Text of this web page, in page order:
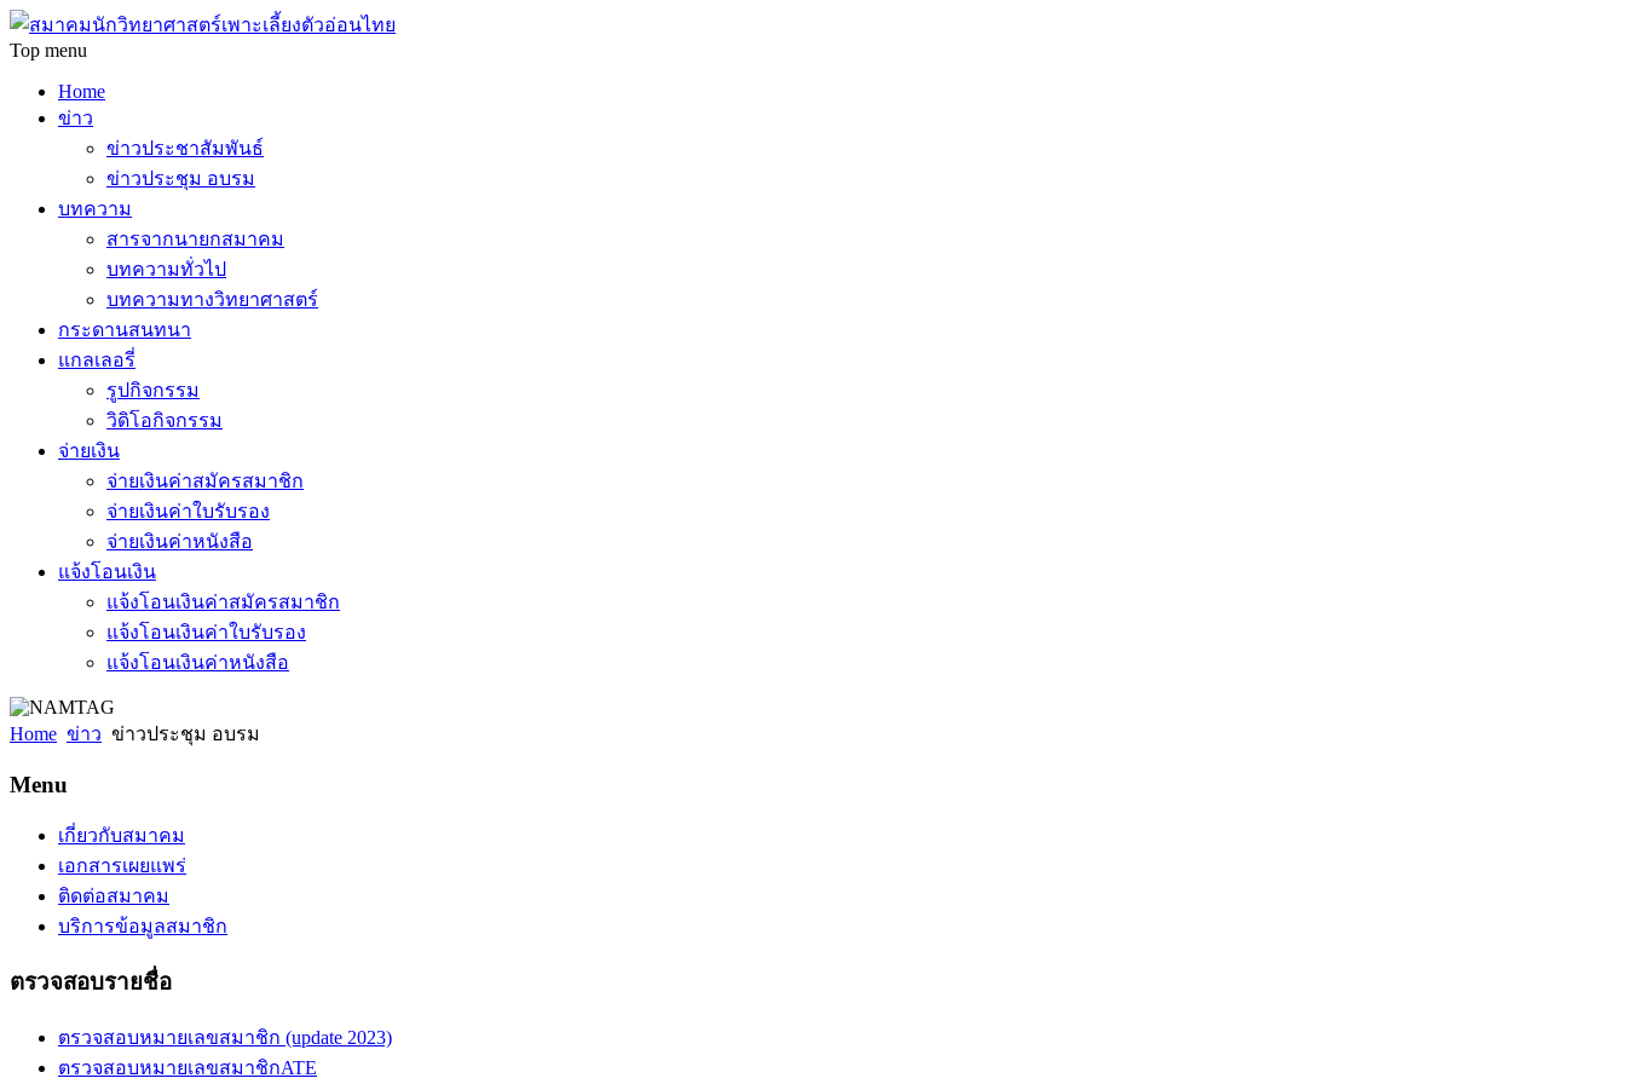
Top menu
Home
ข่าว
ข่าวประชาสัมพันธ์
ข่าวประชุม อบรม
บทความ
สารจากนายกสมาคม
บทความทั่วไป
บทความทางวิทยาศาสตร์
กระดานสนทนา
แกลเลอรี่
รูปกิจกรรม
วิดิโอกิจกรรม
จ่ายเงิน
จ่ายเงินค่าสมัครสมาชิก
จ่ายเงินค่าใบรับรอง
จ่ายเงินค่าหนังสือ
แจ้งโอนเงิน
แจ้งโอนเงินค่าสมัครสมาชิก
แจ้งโอนเงินค่าใบรับรอง
แจ้งโอนเงินค่าหนังสือ
Home ข่าว ข่าวประชุม อบรม
Menu
เกี่ยวกับสมาคม
เอกสารเผยแพร่
ติดต่อสมาคม
บริการข้อมูลสมาชิก
ตรวจสอบรายชื่อ
ตรวจสอบหมายเลขสมาชิก (update 2023)
ตรวจสอบหมายเลขสมาชิกATE